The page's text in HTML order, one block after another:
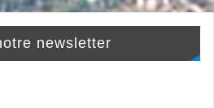
newsletter